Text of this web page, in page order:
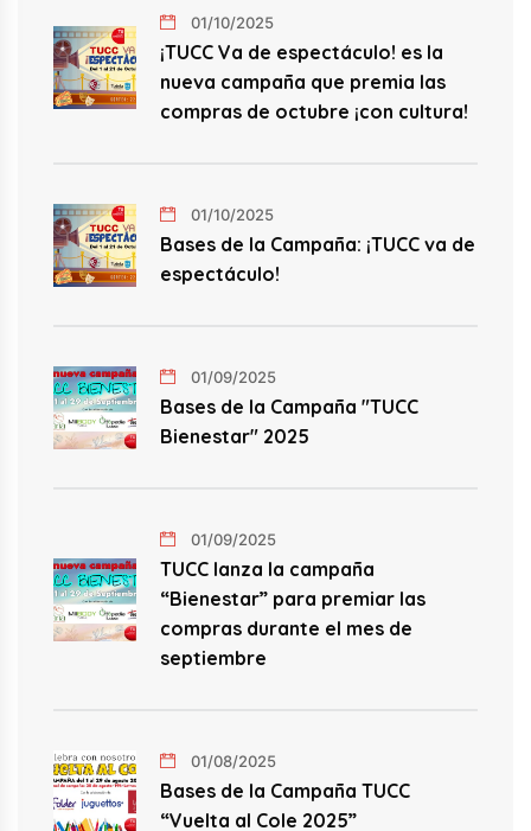
01/10/2025
¡TUCC Va de espectáculo! es la
nueva campaña que premia las
compras de octubre ¡con cultura!
01/10/2025
Bases de la Campaña: ¡TUCC va de
espectáculo!
01/09/2025
Bases de la Campaña "TUCC
Bienestar" 2025
01/09/2025
TUCC lanza la campaña
“Bienestar” para premiar las
compras durante el mes de
septiembre
01/08/2025
Bases de la Campaña TUCC
“Vuelta al Cole 2025”